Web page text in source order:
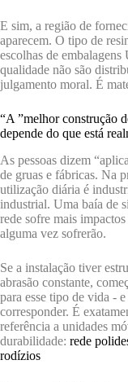
E sim, a região de
aparecem. O tipo de
escolhas de
qualidade não são
julgamento moral. É
“A ”melhor construção
depende do que está
As pessoas dizem
de gruas e fábricas. Na
utilização diária é
industrial. Uma baía de
rede sofre mais
alguma vez sofrerão.
Se a instalação tiver
abrasão constante,
para esse tipo de vida -
corresponder. É
referência a unidades
durabilidade: rede
rodízios